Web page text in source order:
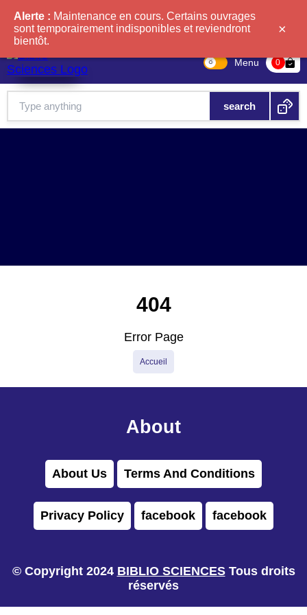
Menu 0 bag-check
Alerte : Maintenance en cours. Certains ouvrages
sont temporairement indisponibles et reviendront
bientôt.
×
404
Error Page
Accueil
About
About Us Terms And Conditions
Privacy Policy facebook facebook
© Copyright 2024 BIBLIO SCIENCESTous droits
réservés